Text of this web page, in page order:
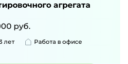
агрегата
руб.
лет
Работа в офисе